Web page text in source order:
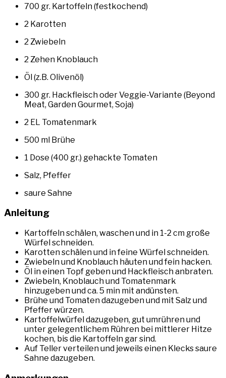
700 gr. Kartoffeln (festkochend)
2 Karotten
2 Zwiebeln
2 Zehen Knoblauch
Öl (z.B. Olivenöl)
300 gr. Hackfleisch oder Veggie-Variante (Beyond
Meat, Garden Gourmet, Soja)
2 EL Tomatenmark
500 ml Brühe
1 Dose (400 gr.) gehackte Tomaten
Salz, Pfeffer
saure Sahne
Anleitung
Kartoffeln schälen, waschen und in 1-2 cm große
Würfel schneiden.
Karotten schälen und in feine Würfel schneiden.
Zwiebeln und Knoblauch häuten und fein hacken.
Öl in einen Topf geben und Hackfleisch anbraten.
Zwiebeln, Knoblauch und Tomatenmark
hinzugeben und ca. 5 min mit andünsten.
Brühe und Tomaten dazugeben und mit Salz und
Pfeffer würzen.
Kartoffelwürfel dazugeben, gut umrühren und
unter gelegentlichem Rühren bei mittlerer Hitze
kochen, bis die Kartoffeln gar sind.
Auf Teller verteilen und jeweils einen Klecks saure
Sahne dazugeben.